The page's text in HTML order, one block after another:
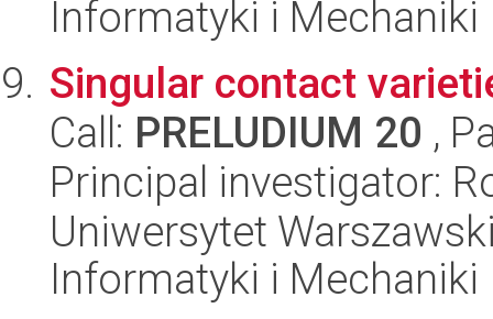
Informatyki i Mechaniki
Singular contact
Call: PRELUDIUM 20 ,
Principal investigator:
Uniwersytet
Informatyki i Mechaniki